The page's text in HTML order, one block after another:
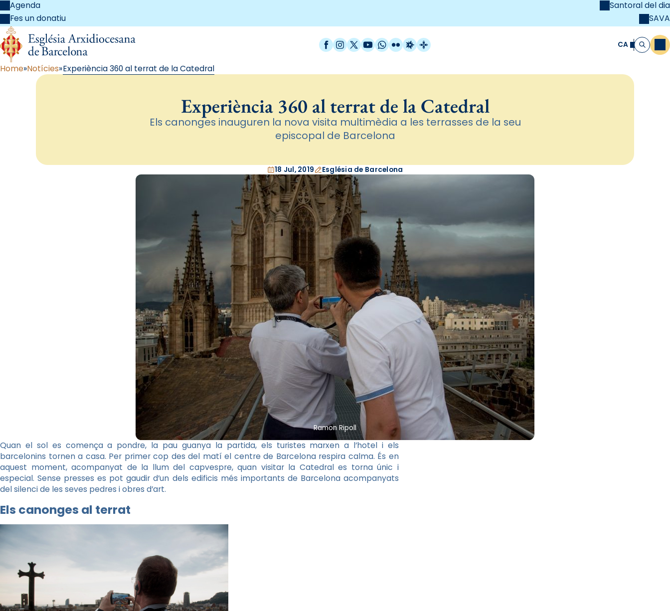
Agenda
Fes un donatiu
Santoral del dia
SAVA
Facebook
Instagram
X / Twitter
YouTube
WhatsApp
FlickrRadio Estel
Catalunya Cristiana CA Cerca
Home Notícies Experiència 360 al terrat de la Catedral
Experiència 360 al terrat de la Catedral
Els canonges inauguren la nova visita multimèdia a les terrasses de la seu
episcopal de Barcelona
18 Jul, 2019 Església de Barcelona
Ramon Ripoll
Quan el sol es comença a pondre, la pau guanya la partida, els turistes marxen a l’hotel i els
barcelonins tornen a casa. Per primer cop des del matí el centre de Barcelona respira calma. És en
aquest moment, acompanyat de la llum del capvespre, quan visitar la Catedral es torna únic i
especial. Sense presses es pot gaudir d’un dels edificis més importants de Barcelona acompanyats
del silenci de les seves pedres i obres d’art.
Els canonges al terrat